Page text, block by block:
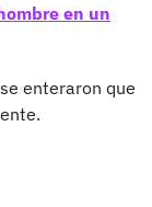
en un
enteraron que